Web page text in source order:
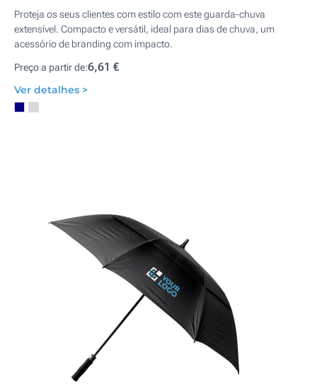
Proteja os seus clientes com estilo com este guarda-chuva
extensível. Compacto e versátil, ideal para dias de chuva, um
acessório de branding com impacto.
Preço a partir de:6,61 €
Ver detalhes >